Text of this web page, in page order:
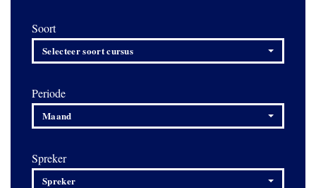
Soort
Selecteer soort cursus
Periode
Maand
Spreker
Spreker